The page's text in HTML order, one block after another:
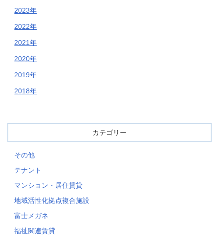
2023年
2022年
2021年
2020年
2019年
2018年
カテゴリー
その他
テナント
マンション・居住賃貸
地域活性化拠点複合施設
富士メガネ
福祉関連賃貸